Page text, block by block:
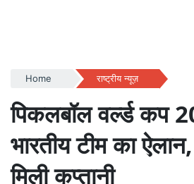
Home राष्ट्रीय न्यूज़
पिकलबॉल वर्ल्ड कप
भारतीय टीम का
मिली कप्तानी